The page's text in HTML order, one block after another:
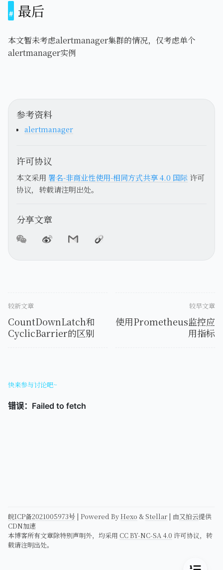
最后
本文暂未考虑alertmanager集群的情况，仅考虑单个
alertmanager实例
参考资料
alertmanager
许可协议
本文采用 署名-非商业性使用-相同方式共享 4.0 国际 许可
协议，转载请注明出处。
分享文章
较新文章
CountDownLatch和
CyclicBarrier的区别
较早文章
使用Prometheus监控应
用指标
快来参与讨论吧~
皖ICP备2021005973号 | Powered ByHexo &Stellar | 由又拍云提供
CDN加速
本博客所有文章除特别声明外，均采用 CC BY-NC-SA 4.0 许可协议，转
载请注明出处。